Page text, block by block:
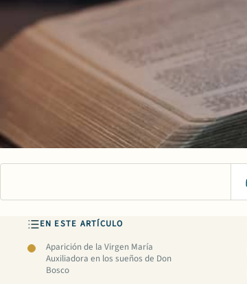
EN ESTE ARTÍCULO
Aparición de la Virgen María
Auxiliadora en los sueños de Don
Bosco